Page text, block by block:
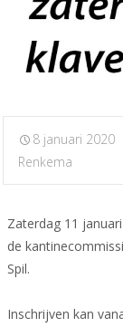
8 januari 2020
Renkema
Zaterdag 11
de
Spil.
Inschrijven kan